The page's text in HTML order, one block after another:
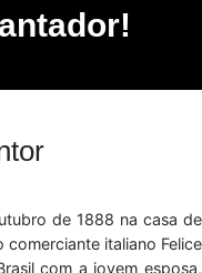
de 1888 na casa de
comerciante italiano Felice
com a jovem esposa,